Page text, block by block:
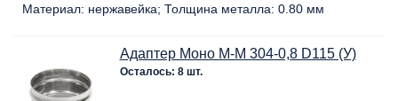
Материал: нержавейка Толщина металла: 0.80 мм
Адаптер Моно М-М 304-0,8 D115 (У)
Осталось: 8 шт.